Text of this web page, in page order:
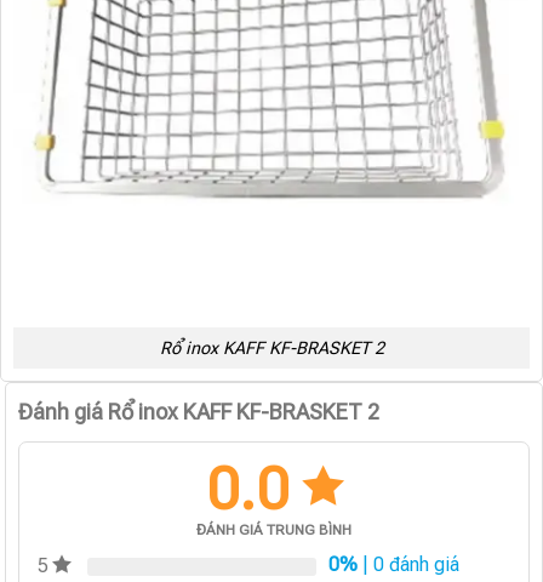
Rổ inox KAFF KF-BRASKET 2
Đánh giá Rổ inox KAFF KF-BRASKET 2
0.0
ĐÁNH GIÁ TRUNG BÌNH
5 0% | 0 đánh giá